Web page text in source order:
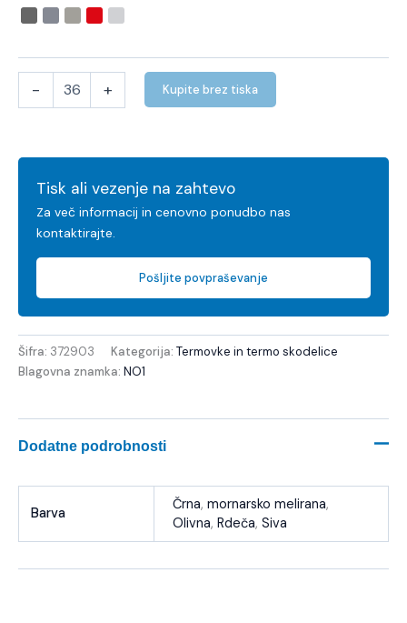
- + Kupite brez tiska
Tisk ali vezenje na zahtevo
Za več informacij in cenovno ponudbo nas
kontaktirajte.
Pošljite povpraševanje
Šifra: 372903 Kategorija: Termovke in termo skodelice
Blagovna znamka: NO1
Dodatne podrobnosti
Barva
Črna, mornarsko melirana,
Olivna, Rdeča, Siva